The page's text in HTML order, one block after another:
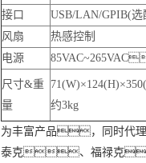
接口
USB/LAN/GPIB(选
风扇
热感控制
电源
尺寸&重
量
约3kg
为丰富产品， 同时代
泰克、福禄克